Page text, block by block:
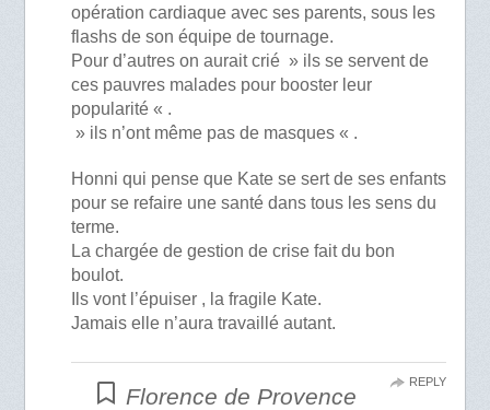
opération cardiaque avec ses parents, sous les
flashs de son équipe de tournage.
Pour d’autres on aurait crié » ils se servent de
ces pauvres malades pour booster leur
popularité « .
» ils n’ont même pas de masques « .
Honni qui pense que Kate se sert de ses enfants
pour se refaire une santé dans tous les sens du
terme.
La chargée de gestion de crise fait du bon
boulot.
Ils vont l’épuiser , la fragile Kate.
Jamais elle n’aura travaillé autant.
Florence de Provence
REPLY